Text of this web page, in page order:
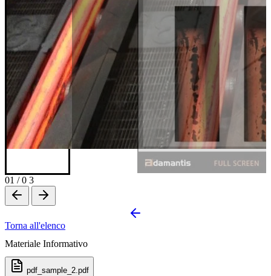
01 / 0 3
Torna all'elenco
Materiale Informativo
pdf_sample_2.pdf